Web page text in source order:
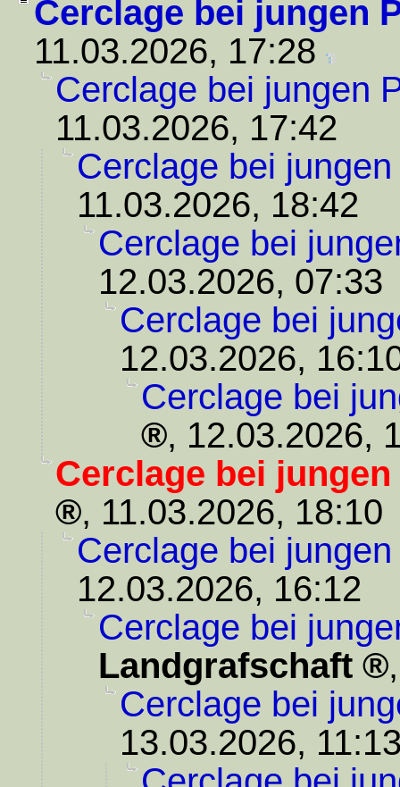
Cerclage bei jungen
11.03.2026, 17:28
Cerclage bei jungen
11.03.2026, 17:42
Cerclage bei
11.03.2026, 18:42
Cerclage bei
12.03.2026, 07:33
Cerclage bei
12.03.2026,
Cerclage bei
, 12.03.2026,
Cerclage bei
, 11.03.2026, 18:10
Cerclage bei
12.03.2026, 16:12
Cerclage bei
Landgrafschaft
Cerclage bei
13.03.2026,